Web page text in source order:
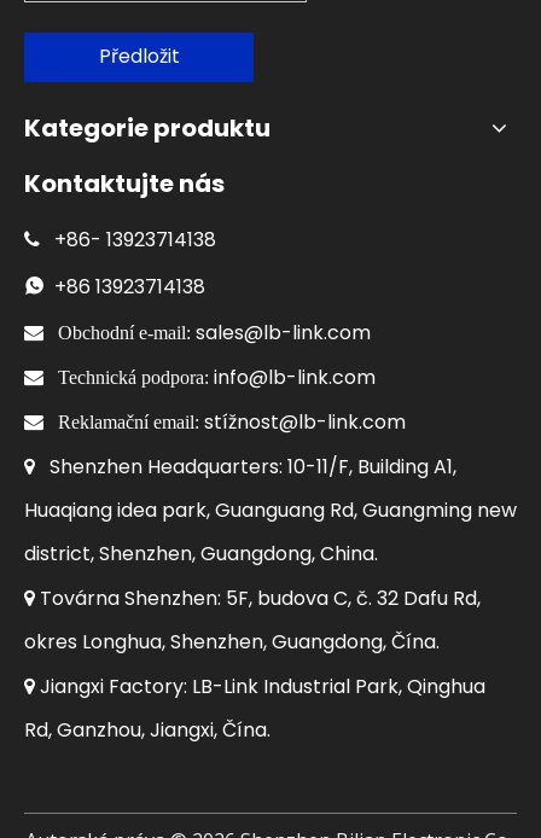
Předložit
Kategorie produktu
Kontaktujte nás
 +86- 13923714138
 +86 13923714138
 Obchodní e-mail: sales@lb-link.com
 Technická podpora: info@lb-link.com
 Reklamační email: stížnost@lb-link.com
 Shenzhen Headquarters: 10-11/F, Building A1,
Huaqiang idea park, Guanguang Rd, Guangming new
district, Shenzhen, Guangdong, China.
 Továrna Shenzhen: 5F, budova C, č. 32 Dafu Rd,
okres Longhua, Shenzhen, Guangdong, Čína.
 Jiangxi Factory: LB-Link Industrial Park, Qinghua
Rd, Ganzhou, Jiangxi, Čína.